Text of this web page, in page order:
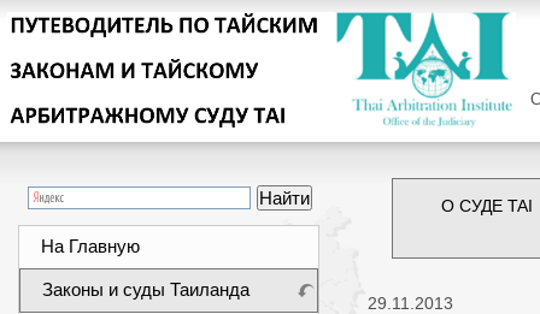
На Главную
Законы и суды Таиланда
О СУДЕ TAI
29.11.2013